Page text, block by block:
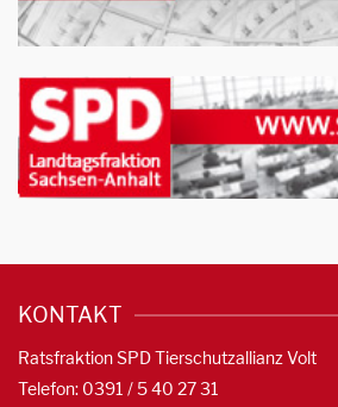
KONTAKT
Ratsfraktion SPD Tierschutzallianz Volt
Telefon: 0391 / 5 40 27 31